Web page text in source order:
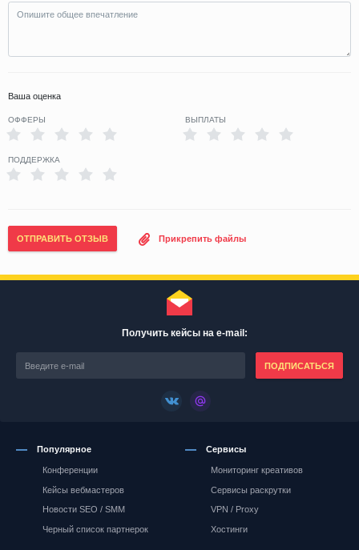
Ваша оценка
ОФФЕРЫ ВЫПЛАТЫ
ПОДДЕРЖКА
ОТПРАВИТЬ ОТЗЫВ Прикрепить файлы
Получить кейсы на e-mail:
ПОДПИСАТЬСЯ
Популярное
Конференции
Кейсы вебмастеров
Новости SEO / SMM
Черный список партнерок
Сервисы
Мониторинг креативов
Сервисы раскрутки
VPN / Proxy
Хостинги